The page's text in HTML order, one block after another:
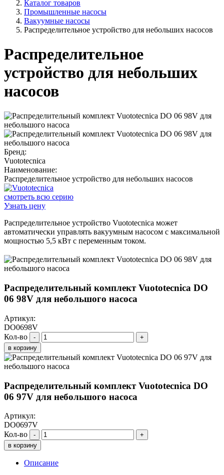
Каталог товаров
Промышленные насосы
Вакуумные насосы
Распределительное устройство для небольших насосов
Распределительное
устройство для небольших
насосов
Бренд:
Vuototecnica
Наименование:
Распределительное устройство для небольших насосов
смотреть всю серию
Узнать цену
Распределительное устройство Vuototecnica может
автоматически управлять вакуумным насосом с максимальной
мощностью 5,5 кВт с переменным током.
Распределительный комплект Vuototecnica DO
06 98V для небольшого насоса
Артикул:
DO0698V
Кол-во
-
+
в корзину
Распределительный комплект Vuototecnica DO
06 97V для небольшого насоса
Артикул:
DO0697V
Кол-во
-
+
в корзину
Описание